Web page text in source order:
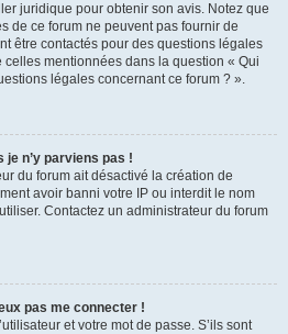
juridique pour obtenir son avis. Notez que
de ce forum ne peuvent pas fournir de
être contactés pour des questions légales
celles mentionnées dans la question « Qui
légales concernant ce forum ? ».
je n’y parviens pas !
du forum ait désactivé la création de
avoir banni votre IP ou interdit le nom
Contactez un administrateur du forum
pas me connecter !
et votre mot de passe. S’ils sont